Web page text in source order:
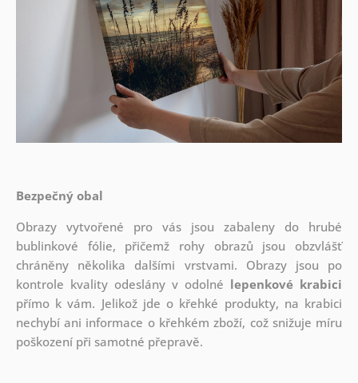
Bezpečný obal
Obrazy vytvořené pro vás jsou zabaleny do hrubé
bublinkové fólie, přičemž rohy obrazů jsou obzvlášť
chráněny několika dalšími vrstvami. Obrazy jsou po
kontrole kvality odeslány v odolné lepenkové krabici
přímo k vám. Jelikož jde o křehké produkty, na krabici
nechybí ani informace o křehkém zboží, což snižuje míru
poškození při samotné přepravě.